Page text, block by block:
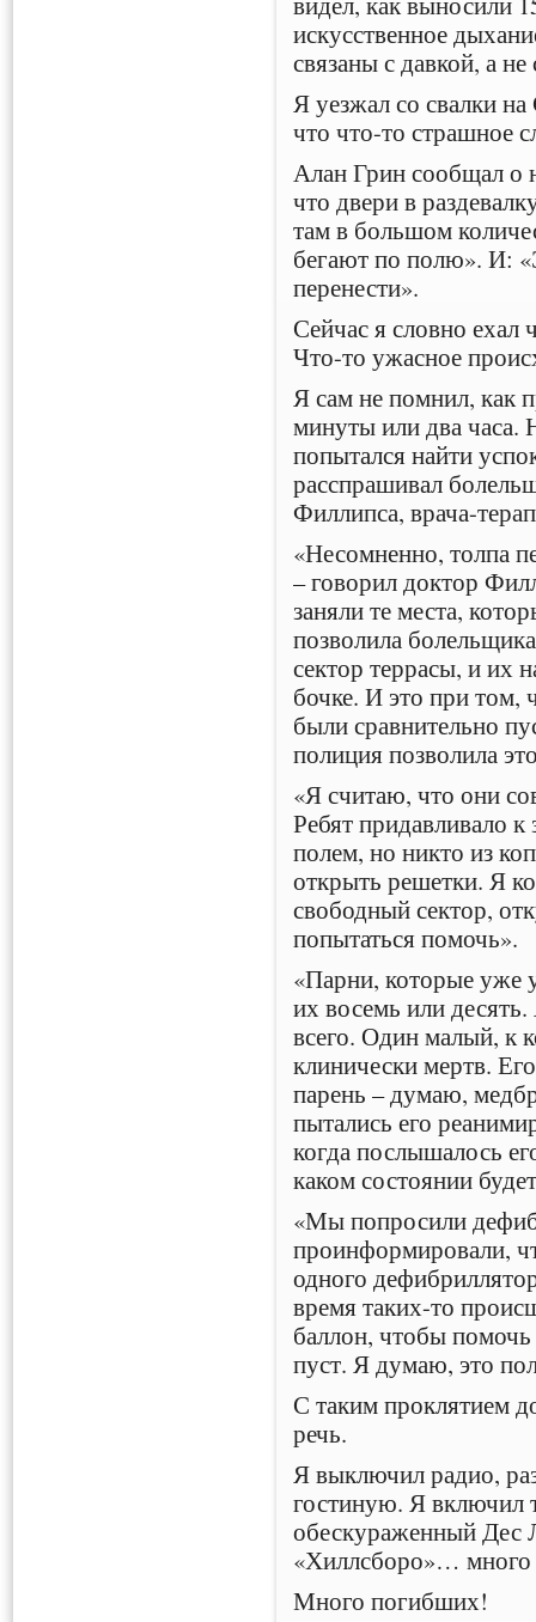
искусственное
связаны с давкой, а
Я уезжал со свалки
что что-то страшное
Алан Грин сообщал о
что двери в
там в большом
бегают по полю». И:
перенести».
Сейчас я словно ехал
Что-то ужасное
Я сам не помнил, как
минуты или два часа.
попытался найти
расспрашивал
Филлипса, врача-
«Несомненно, толпа
– говорил доктор
заняли те места,
позволила
сектор террасы, и их
бочке. И это при том,
были сравнительно
полиция позволила
«Я считаю, что они
Ребят придавливало
полем, но никто из
открыть решетки. Я
свободный сектор,
попытаться помочь».
«Парни, которые уже
их восемь или
всего. Один малый, к
клинически мертв.
парень – думаю,
пытались его
когда послышалось
каком состоянии
«Мы попросили
проинформировали,
одного
время таких-то
баллон, чтобы
пуст. Я думаю, это
С таким проклятием
речь.
Я выключил радио,
гостиную. Я включил
обескураженный Дес
«Хиллсборо»…
Много погибших!